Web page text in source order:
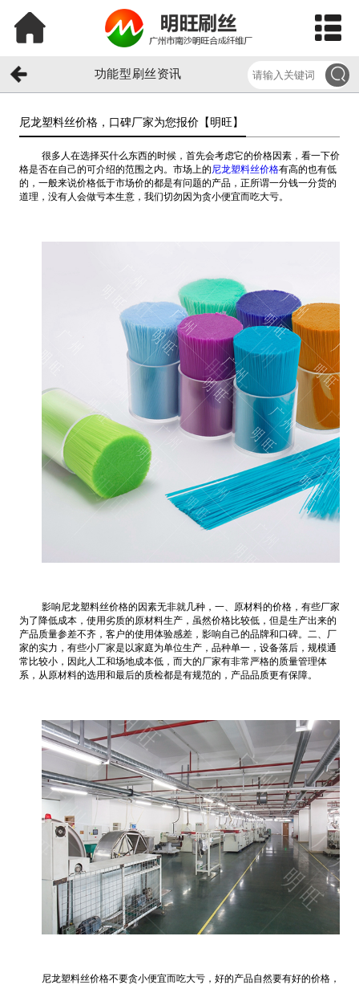
功能型刷丝资讯
尼龙塑料丝价格，口碑厂家为您报价【明旺】​
很多人在选择买什么东西的时候，首先会考虑它的价格因素，看一下价
格是否在自己的可介绍的范围之内。市场上的尼龙塑料丝价格有高的也有低
的，一般来说价格低于市场价的都是有问题的产品，正所谓一分钱一分货的
道理，没有人会做亏本生意，我们切勿因为贪小便宜而吃大亏。
影响尼龙塑料丝价格的因素无非就几种，一、原材料的价格，有些厂家
为了降低成本，使用劣质的原材料生产，虽然价格比较低，但是生产出来的
产品质量参差不齐，客户的使用体验感差，影响自己的品牌和口碑。二、厂
家的实力，有些小厂家是以家庭为单位生产，品种单一，设备落后，规模通
常比较小，因此人工和场地成本低，而大的厂家有非常严格的质量管理体
系，从原材料的选用和最后的质检都是有规范的，产品品质更有保障。
尼龙塑料丝价格不要贪小便宜而吃大亏，好的产品自然要有好的价格，